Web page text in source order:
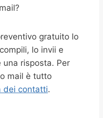
gratuito lo
lo invii e
una risposta. Per
mail è tutto
dei contatti.